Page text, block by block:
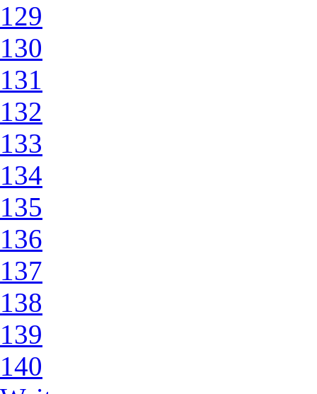
129
130
131
132
133
134
135
136
137
138
139
140